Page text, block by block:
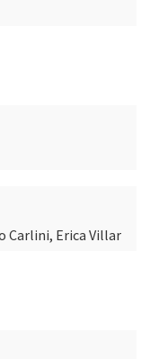
Carlini, Erica Villar